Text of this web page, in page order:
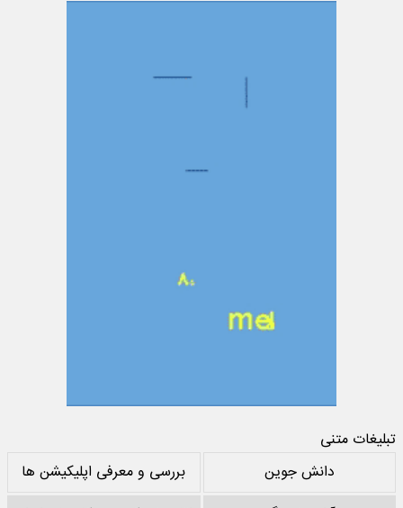
تبلیغات متنی
دانش جوین
بررسی و معرفی اپلیکیشن ها